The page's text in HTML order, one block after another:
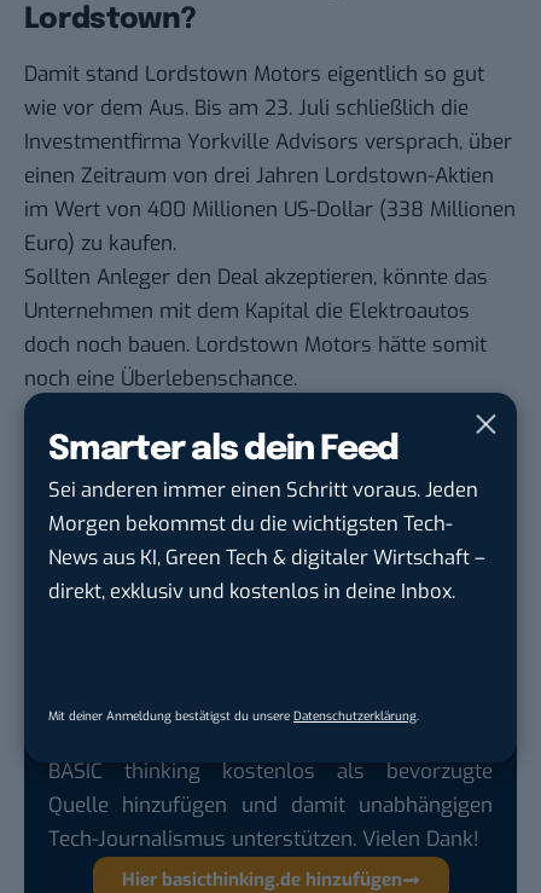
Smarter als dein Feed
Sei anderen immer einen Schritt voraus. Jeden
Morgen bekommst du die wichtigsten Tech-
News aus KI, Green Tech & digitaler Wirtschaft –
direkt, exklusiv und kostenlos in deine Inbox.
Mit deiner Anmeldung bestätigst du unsere Datenschutzerklärung
Lordstown?
Damit stand Lordstown Motors eigentlich so gut
wie vor dem Aus. Bis am 23. Juli schließlich die
Investmentfirma Yorkville Advisors versprach, über
einen Zeitraum von drei Jahren Lordstown-Aktien
im Wert von 400 Millionen US-Dollar (338 Millionen
Euro) zu kaufen.
Sollten Anleger den Deal akzeptieren, könnte das
Unternehmen mit dem Kapital die Elektroautos
doch noch bauen. Lordstown Motors hätte somit
noch eine Überlebenschance.
In der Zwischenzeit hat Lordstown
angekündigt,am
11. August 2021 seine Quartalszahlen für das zweite
Quartal 2021 zu veröffentlichen. Diese dürften
sowohl Anleger als auch Investoren und
Branchenbeobachter mit Spannung erwarten.
welche Quellen du in der Suche häufiger
BASIC thinking kostenlos als bevorzugte
Quelle hinzufügen und damit unabhängigen
Tech-Journalismus unterstützen. Vielen Dank!
Hier basicthinking.de hinzufügen